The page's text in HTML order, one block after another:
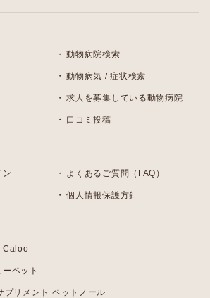
動物病院検索
動物病気 / 症状検索
求人を募集している動物病院
口コミ投稿
ン よくあるご質問（FAQ）
個人情報保護方針
Caloo
ペット
プリメント ペットノール